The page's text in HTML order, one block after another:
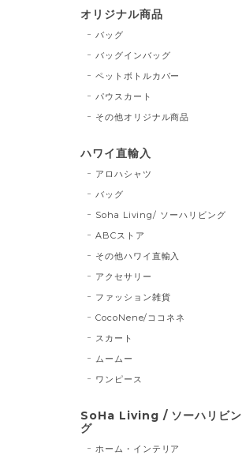
オリジナル商品
バッグ
バッグインバッグ
ペットボトルカバー
パウスカート
その他オリジナル商品
ハワイ直輸入
アロハシャツ
バッグ
Soha Living/ ソーハリビング
ABCストア
その他ハワイ直輸入
アクセサリー
ファッション雑貨
CocoNene/ココネネ
スカート
ムームー
ワンピース
SoHa Living / ソーハリビン
グ
ホーム・インテリア